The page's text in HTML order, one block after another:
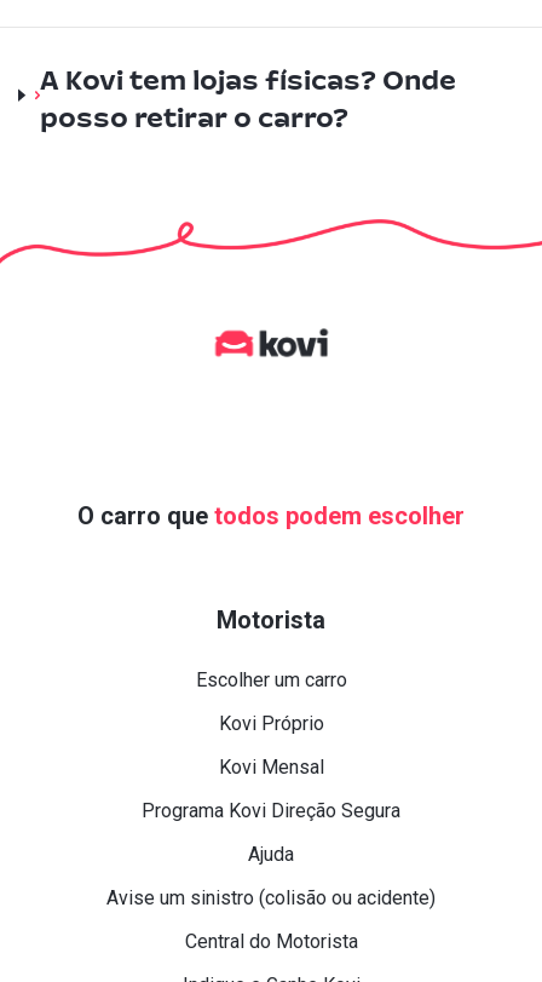
A Kovi tem lojas físicas? Onde
posso retirar o carro?
O carro que todos podem escolher
Motorista
Escolher um carro
Kovi Próprio
Kovi Mensal
Programa Kovi Direção Segura
Ajuda
Avise um sinistro (colisão ou acidente)
Central do Motorista